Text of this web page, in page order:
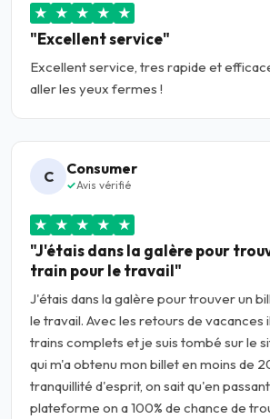
★ ★ ★ ★ ★
"Excellent service"
Excellent service, tres rapide et
aller les yeux fermes !
★ ★ ★ ★ ★
"J'étais dans la galère pour
train pour le travail"
J'étais dans la galère pour trouver un
le travail. Avec les retours de vacances
trains complets et je suis tombé sur le
qui m'a obtenu mon billet en moins de
tranquillité d'esprit, on sait qu'en
plateforme on a 100% de chance de
C Consumer
Avis vérifié